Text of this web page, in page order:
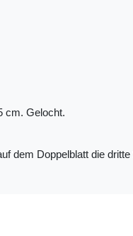
cm. Gelocht.
dem Doppelblatt die